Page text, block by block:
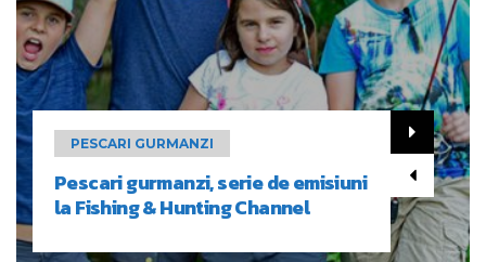
PESCARI GURMANZI
Pescari gurmanzi, serie de emisiuni
la Fishing & Hunting Channel